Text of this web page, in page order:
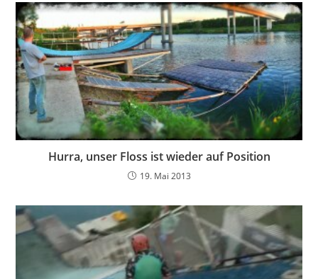
Hurra, unser Floss ist wieder auf Position
19. Mai 2013